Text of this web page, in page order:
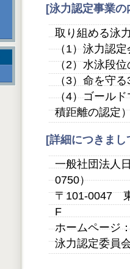
[泳力認定事業の
取り組める泳
（1）泳力認
（2）水泳段
（3）命を守
（4）ゴール
積距離の認
[詳細につきま
一般社団法人
0750）
〒101-0047
F
ホームページ
泳力認定委員